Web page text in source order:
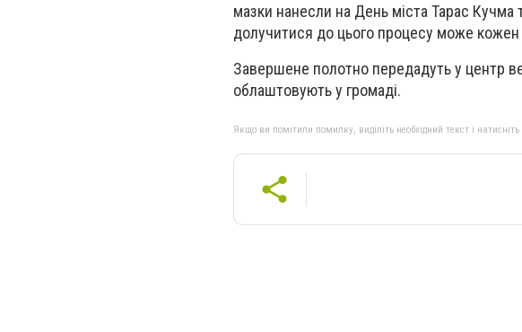
мазки нанесли на День міста Тарас Кучма
долучитися до цього процесу може кожен
Завершене полотно передадуть у центр
облаштовують у громаді.
Якщо ви помітили помилку, виділіть необхідний текст і